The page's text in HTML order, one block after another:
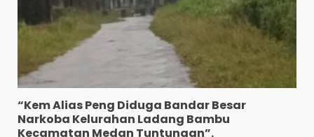
“Kem Alias Peng Diduga Bandar Besar
Narkoba Kelurahan Ladang Bambu
Kecamatan Medan Tuntungan”.
Agustus 9, 2026
4
Wujud Pelayanan Prima:
Kapolsek Pancurbatu
Kompol Junaidi SH Atur Lalin
Dan Seberangkan Pejalan
Polresta Deliserdang
Musnahkan 1,2 Kilo Gram